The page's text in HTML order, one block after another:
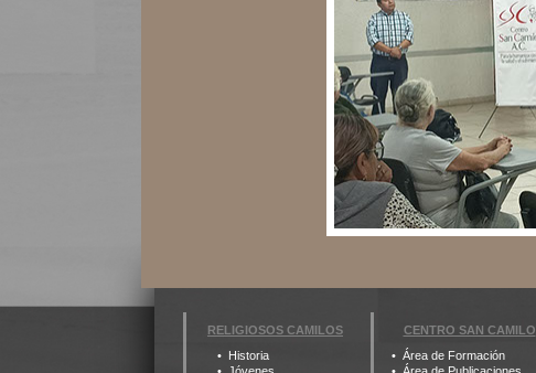
RELIGIOSOS CAMILOS
Historia
CENTRO SAN CAMILO
Área de Formación